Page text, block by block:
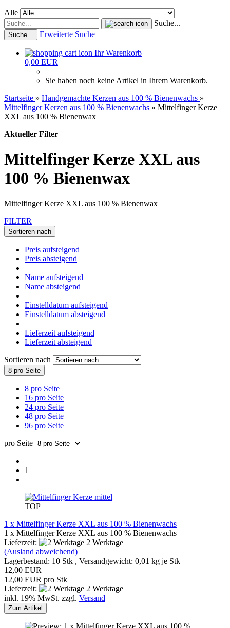
Alle
Suche...
Suche... Erweiterte Suche
Ihr Warenkorb
0,00 EUR
Sie haben noch keine Artikel in Ihrem Warenkorb.
Startseite » Handgemachte Kerzen aus 100 % Bienenwachs »
Mittelfinger Kerzen aus 100 % Bienenwachs » Mittelfinger Kerze
XXL aus 100 % Bienenwax
Aktueller Filter
Mittelfinger Kerze XXL aus
100 % Bienenwax
Mittelfinger Kerze XXL aus 100 % Bienenwax
FILTER
Sortieren nach
Preis aufsteigend
Preis absteigend
Name aufsteigend
Name absteigend
Einstelldatum aufsteigend
Einstelldatum absteigend
Lieferzeit aufsteigend
Lieferzeit absteigend
Sortieren nach
8 pro Seite
8 pro Seite
16 pro Seite
24 pro Seite
48 pro Seite
96 pro Seite
pro Seite
1
TOP
1 x Mittelfinger Kerze XXL aus 100 % Bienenwachs
1 x Mittelfinger Kerze XXL aus 100 % Bienenwachs
Lieferzeit:
2 Werktage
(Ausland abweichend)
Lagerbestand: 10 Stk , Versandgewicht: 0,01 kg je Stk
12,00 EUR
12,00 EUR pro Stk
Lieferzeit:
2 Werktage
inkl. 19% MwSt. zzgl. Versand
Zum Artikel